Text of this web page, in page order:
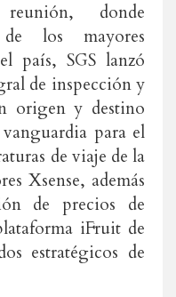
donde
los mayores
país, SGS lanzó
de inspección y
origen y destino
para el
de viaje de la
Xsense, además
de precios de
iFruit de
estratégicos de